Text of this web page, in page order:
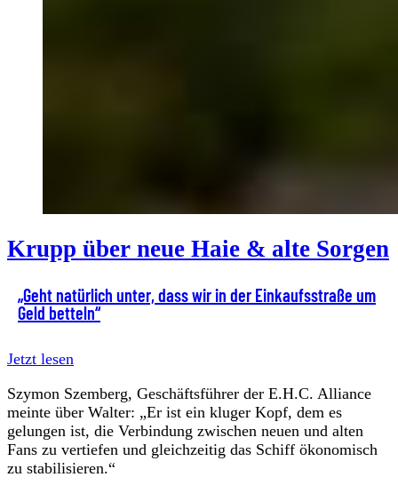
Krupp über neue Haie & alte Sorgen
„Geht natürlich unter, dass wir in der Einkaufsstraße um
Geld betteln“
Jetzt lesen
Szymon Szemberg, Geschäftsführer der E.H.C. Alliance
meinte über Walter: „Er ist ein kluger Kopf, dem es
gelungen ist, die Verbindung zwischen neuen und alten
Fans zu vertiefen und gleichzeitig das Schiff ökonomisch
zu stabilisieren.“